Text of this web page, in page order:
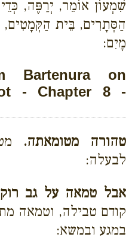
שִׁמְעוֹן אוֹמֵר, יְרַפֶּה,
הַסְּתָרִים, בֵּית הַקְּמָטִים,
מָיִם:
Bartenura on
- Chapter 8 -
טהורה מטומאתה.
לבעלה:
אבל טמאה על גב
קודם טבילה, וטמאה
במגע ובמשא: